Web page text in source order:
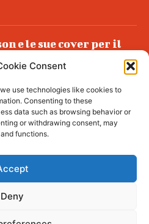
Consent
use technologies like cookies to
Consenting to these
data such as browsing behavior or
or withdrawing consent, may
functions.
Deny
e le sue cover per il
reserved. Made with
about living, lifestyle,